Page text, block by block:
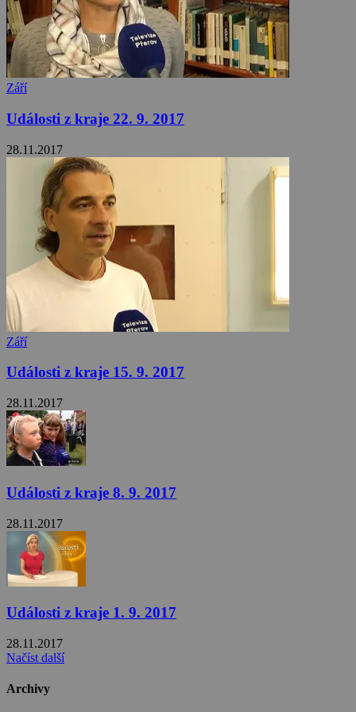
Září
Události z kraje 22. 9. 2017
28.11.2017
Září
Události z kraje 15. 9. 2017
28.11.2017
Události z kraje 8. 9. 2017
28.11.2017
Události z kraje 1. 9. 2017
28.11.2017
Načíst další
Archivy